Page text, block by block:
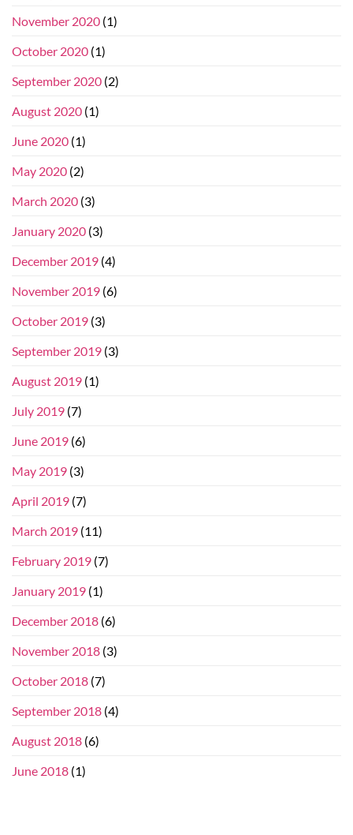
November 2020 (1)
October 2020 (1)
September 2020 (2)
August 2020 (1)
June 2020 (1)
May 2020 (2)
March 2020 (3)
January 2020 (3)
December 2019 (4)
November 2019 (6)
October 2019 (3)
September 2019 (3)
August 2019 (1)
July 2019 (7)
June 2019 (6)
May 2019 (3)
April 2019 (7)
March 2019 (11)
February 2019 (7)
January 2019 (1)
December 2018 (6)
November 2018 (3)
October 2018 (7)
September 2018 (4)
August 2018 (6)
June 2018 (1)